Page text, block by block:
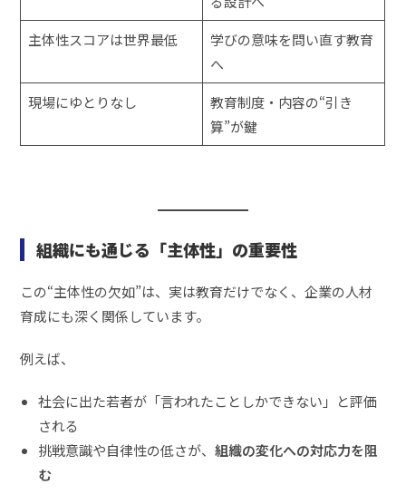
主体性スコアは世界最低
学びの意味を問い直す教育
へ
現場にゆとりなし
教育制度・内容の“引き
算”が鍵
組織にも通じる「主体性」の重要性
この“主体性の欠如”は、実は教育だけでなく、企業の人材
育成にも深く関係しています。
例えば、
社会に出た若者が「言われたことしかできない」と評価
される
挑戦意識や自律性の低さが、組織の変化への対応力を阻
む